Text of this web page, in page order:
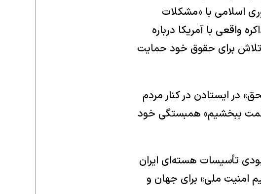
اسلامی با «مشکلات
واقعی با آمریکا درباره
تلاش برای حقوق خود حمایت
در ایستادن در کنار مردم
عظمت ببخشیم» همبستگی خود
به شکست تهران در «جنگ ۱۲ روزه» و نابودی تأسیسات هسته‌ای ایران
امنیت ملی» برای جهان و